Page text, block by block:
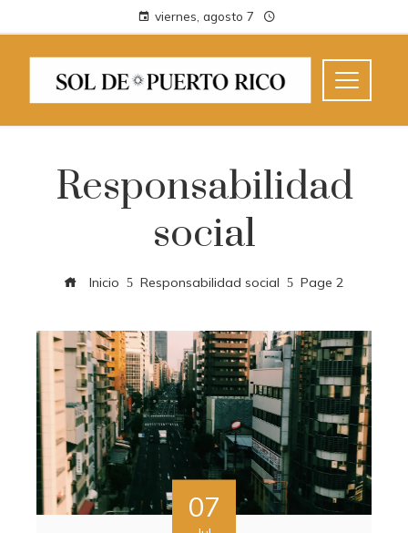
viernes, agosto 7
Responsabilidad
social
Inicio Responsabilidad social Page 2
07